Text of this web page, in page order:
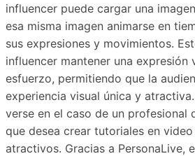
influencer puede cargar una
esa misma imagen animarse en
sus expresiones y movimientos.
influencer mantener una expresión
esfuerzo, permitiendo que la
experiencia visual única y
verse en el caso de un profesional
que desea crear tutoriales en
atractivos. Gracias a PersonaLive,